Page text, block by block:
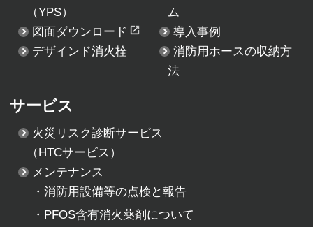
（YPS）
ム
図面ダウンロード
導入事例
デザインド消火栓
消防用ホースの収納方
法
サービス
火災リスク診断サービス
（HTCサービス）
メンテナンス
・消防用設備等の点検と報告
・ PFOS含有消火薬剤について